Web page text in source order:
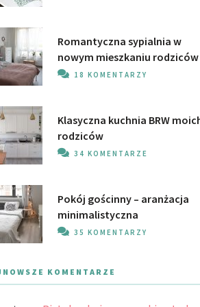
Romantyczna sypialnia w
nowym mieszkaniu rodziców
18 KOMENTARZY
Klasyczna kuchnia BRW
rodziców
34 KOMENTARZE
Pokój gościnny – aranżacja
minimalistyczna
35 KOMENTARZY
KOMENTARZE